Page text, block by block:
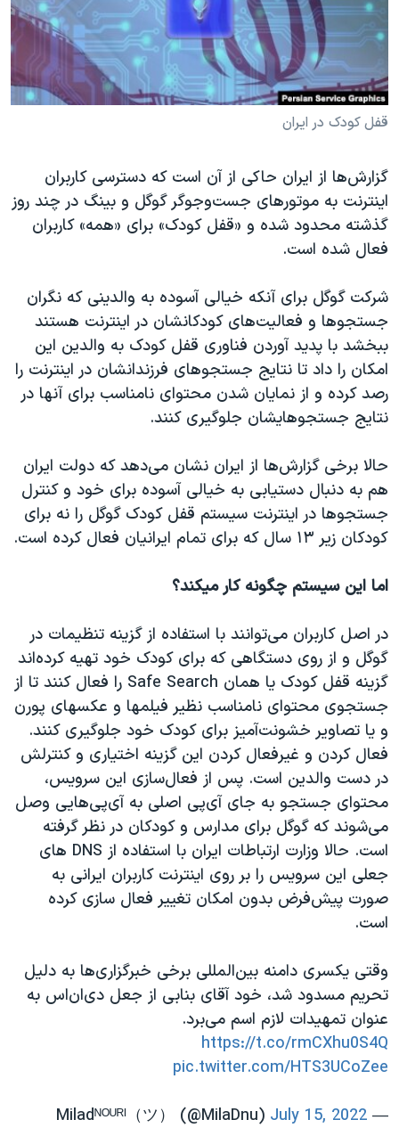
فرهنگ و زندگی
حقوق شهروندی
اقتصادی
علم و فناوری
گالری عکس
آرشیو پخش زنده
مستندها
انتخابات ریاست جمهوری آمریکا ۲۰۲۴
حمله جمهوری اسلامی به اسرائیل
رمز مهسا
اعتراضات زن، زندگی، آزادی
مجموعه مستندهای دادخواهی
تریبونال مردمی آبان ۹۸
چهل سال گروگان‌گیری
قانون شفافیت دارائی کادر رهبری ایران
اعتراضات مردمی آبان ۹۸
اسرائیل در جنگ
همایش محافظه‌کاران آمریکا «سی‌پک»
صفحه‌های ویژه
سفر پرزیدنت ترامپ به چین
دنبال کنید
زبانهای مختلف
قفل کودک در ایران
گزارش‌ها از ایران حاکی از آن است که دسترسی کاربران
اینترنت به موتورهای جست‌وجوگر گوگل و بینگ در چند روز
گذشته محدود شده و «قفل کودک» برای «همه» کاربران
فعال شده است.
شرکت گوگل برای آنکه خیالی آسوده به والدینی که نگران
جستجوها و فعالیت‌های کودکانشان در اینترنت هستند
ببخشد با پدید آوردن فناوری قفل کودک به والدین این
امکان را داد تا نتایج جستجوهای فرزندانشان در اینترنت را
رصد کرده و از نمایان شدن محتوای نامناسب برای آنها در
نتایج جستجوهایشان جلوگیری کنند.
حالا برخی گزارش‌ها از ایران نشان می‌دهد که دولت ایران
هم به دنبال دستیابی به خیالی آسوده برای خود و کنترل
جستجوها در اینترنت سیستم قفل کودک گوگل را نه برای
کودکان زیر ۱۳ سال که برای تمام ایرانیان فعال کرده است.
اما این سیستم چگونه کار میکند؟
در اصل کاربران می‌‌توانند با استفاده از گزینه تنظیمات در
گوگل و از روی دستگاهی که برای کودک خود تهیه کرده‌اند
گزینه قفل کودک یا همان Safe Search را فعال کنند تا از
جستجوی محتوای نامناسب نظیر فیلمها و عکسهای پورن
و یا تصاویر خشونت‌آمیز برای کودک خود جلوگیری کنند.
فعال کردن و غیرفعال کردن این گزینه اختیاری و کنترلش
در دست والدین است. پس از فعال‌سازی این سرویس،
محتوای جستجو به جای آی‌پی اصلی به آی‌پی‌هایی وصل
می‌شوند که گوگل برای مدارس و کودکان در نظر گرفته
است. حالا وزارت ارتباطات ایران با استفاده از DNS های
جعلی این سرویس را بر روی اینترنت کاربران ایرانی به
صورت پیش‌فرض بدون امکان تغییر فعال سازی کرده
است.
وقتی یکسری دامنه بین‌المللی برخی خبرگزاری‌ها به دلیل
تحریم مسدود شد، خود آقای بنابی از جعل دی‌ان‌اس به
عنوان تمهیدات لازم اسم می‌برد.
https://t.co/rmCXhu0S4Q
pic.twitter.com/HTS3UCoZee
— Miladᴺᴼᵁᴿᴵ（ツ） (@MilaDnu)
July 15, 2022